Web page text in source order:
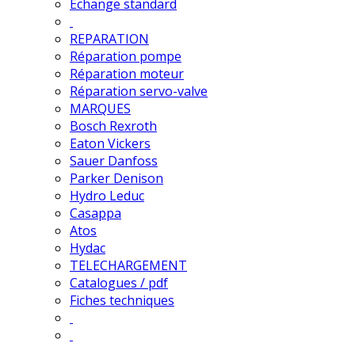
Echange standard
REPARATION
Réparation pompe
Réparation moteur
Réparation servo-valve
MARQUES
Bosch Rexroth
Eaton Vickers
Sauer Danfoss
Parker Denison
Hydro Leduc
Casappa
Atos
Hydac
TELECHARGEMENT
Catalogues / pdf
Fiches techniques